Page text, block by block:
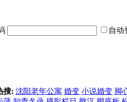
自动
搜: 沈阳老年公寓 婚变 小说婚变 脚